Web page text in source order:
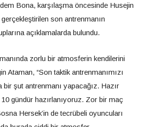
Bona, karşılaşma öncesinde Husejin
son antrenmanın
açıklamalarda bulundu.
zorlu bir atmosferin kendilerini
Ataman, “Son taktik antrenmanımızı
bir şut antrenmanı yapacağız. Hazır
gündür hazırlanıyoruz. Zor bir maç
Hersek’in de tecrübeli oyuncuları